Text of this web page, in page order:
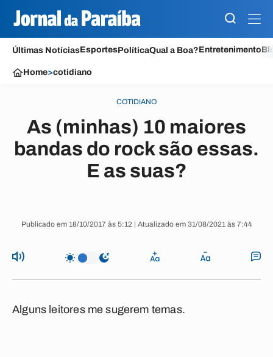
Últimas NotíciasEsportesPolíticaQual a Boa?Entretenimento
Home>cotidiano
COTIDIANO
As (minhas) 10 maiores
bandas do rock são essas.
E as suas?
Publicado em 18/10/2017 às 5:12 | Atualizado em 31/08/2021 às 7:44
Alguns leitores me sugerem temas.